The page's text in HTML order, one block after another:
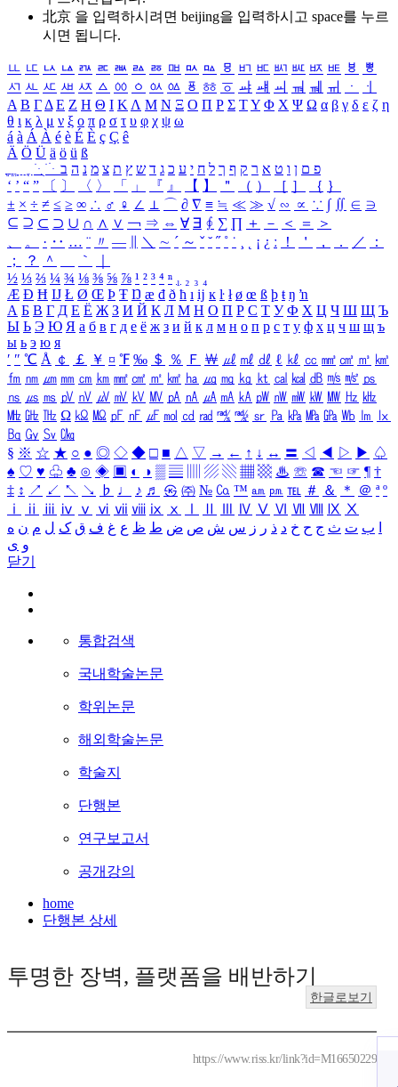
北京 을 입력하시려면 beijing을 입력하시고 space를 누르
시면 됩니다.
ㅥ ㅦ ㅧ ㅨ ㅩ ㅪ ㅫ ㅬ ㅭ ㅮ ㅯ ㅰ ㅱ ㅲ ㅳ ㅴ ㅵ ㅶ ㅷ ㅸ
ㅹ
ㅺ ㅻ ㅼ ㅽ ㅾ ㅿ ㆀ ㆁ ㆂ ㆃ ㆄ ㆅ ㆆ ㆇ ㆈ ㆉ ㆊ ㆋ ㆌ ㆍ
ㆎ
Α Β ΓΔ Ε Ζ Η Θ Ι ΚΛ Μ Ν Ξ Ο Π Ρ Σ ΤΥ Φ Χ Ψ Ω α β γ δ ε ζ η
θ ι κ λ μ ν ξ ο π ρ σ τ υ φ χ ψ ω
á à Á À é è É È ç Ç ê
Ä Ö Ü ä ö ü ß
ִֶֹ ֻּ ׁׂ פ ם ן ו ט א ר ק ף ך ל ח י ע כ ג ד ש ץ ת צ מ נ ה ב
‘ ’ “ ” 〔 〕 〈 〉 「 」 『 』 【 】 ＂ （ ） ［ ］ ｛ ｝
± × ÷ ≠ ≤ ≥ ∞ ∴ ♂ ♀ ∠ ⊥ ⌒ ∂ ∇ ≡ ≒ ≪ ≫ √ ∽ ∝ ∵ ∫ ∬ ∈ ∋
⊆ ⊇ ⊂ ⊃ ∪ ∩ ∧ ∨ ￢ ⇒ ⇔ ∀ ∃ ∮ ∑ ∏ ＋ － ＜ ＝
＞
、
。 · ‥ … ¨ 〃 ― ＼ ∼ ´ ～ ˇ ˘ ˝ ˚ ˙ ¸ ¡ ¿ ː ！ ＇ ， ． ／
：
；
？ ＾ ｀
½ ⅓ ⅔ ¼ ¾ ⅛ ⅜ ⅝ ⅞ ¹ ² ³ ⁴ ⁿ ₁ ₂ ₃ ₄
Æ Ð Ħ Ĳ Ł Ø Œ Þ Ŧ Ŋ æ đ ð ħ ı ĳ ĸ ŀ ł ø œ ß þ ŧ ŋ ŉ
А Б В Г Д Е Ё Ж З И Й К Л М Н О П Р С Т У Ф Х Ц Ч Ш Щ Ъ
Ы Ь Э Ю Я а б в г д е ё ж з и й к л м н о п р с т у ф х ц ч ш щ ъ
ы ь э ю я
′ ″ ℃ Å ￠ ￡ ￥ ¤ ℉ ‰ ＄ ％ Ｆ ￦ ㎕ ㎖ ㎗ ℓ ㎘ ㏄ ㎣ ㎤ ㎥ ㎦
㎙ ㎚ ㎛ ㎜ ㎝ ㎞ ㎟ ㎠ ㎡ ㎢ ㏊ ㎍ ㎎ ㎏ ㏏ ㎈ ㎉ ㏈ ㎧ ㎨ ㎰
㎱ ㎲ ㎳ ㎴ ㎵ ㎶ ㎷ ㎸ ㎹ ㎀ ㎁ ㎂ ㎃ ㎄ ㎺ ㎻ ㎽ ㎾ ㎿ ㎐ ㎑
㎒ ㎓ ㎔ Ω ㏀ ㏁ ㎊ ㎋ ㎌ ㏖ ㏅ ㎭ ㎮ ㎯ ㏛ ㎩ ㎪ ㎫ ㎬ ㏝ ㏐
㏓
㏃ ㏉ ㏜ ㏆
§ ※ ☆ ★ ○ ● ◎ ◇ ◆ □ ■ △ ▽ → ← ↑ ↓ ↔ 〓 ◁ ◀ ▷ ▶ ♤
♠ ♡ ♥ ♧ ♣ ⊙ ◈ ▣ ◐ ◑ ▒ ▤ ▨ ▧ ▦ ▩ ♨ ☏ ☎ ☜ ☞ ¶ †
‡ ↕ ↗ ↙ ↖ ↘ ♭ ♩ ♪ ♬ ㉿ ㈜ № ㏇ ™ ㏂ ㏘ ℡ ＃ ＆ ＊ ＠ ª º
ⅰ
ⅱ ⅲ ⅳ ⅴ ⅵ ⅶ ⅷ ⅸ ⅹ Ⅳ Ⅴ Ⅵ Ⅶ Ⅷ Ⅸ Ⅹ
ب ت ث ج ح خ د ذ ر ز س ش ص ض ط ظ ع غ ف ق ک ل م ن ه
و ی
닫기
통합검색
국내학술논문
학위논문
해외학술논문
학술지
단행본
연구보고서
공개강의
home
단행본 상세
투명한 장벽, 플랫폼을 배반하기
한글로보기
https://www.riss.kr/link?id=M16650229